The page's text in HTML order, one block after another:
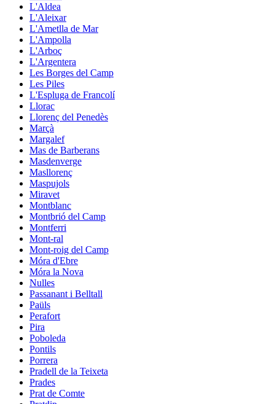
L'Aldea
L'Aleixar
L'Ametlla de Mar
L'Ampolla
L'Arboç
L'Argentera
Les Borges del Camp
Les Piles
L'Espluga de Francolí
Llorac
Llorenç del Penedès
Marçà
Margalef
Mas de Barberans
Masdenverge
Masllorenç
Maspujols
Miravet
Montblanc
Montbrió del Camp
Montferri
Mont-ral
Mont-roig del Camp
Móra d'Ebre
Móra la Nova
Nulles
Passanant i Belltall
Paüls
Perafort
Pira
Poboleda
Pontils
Porrera
Pradell de la Teixeta
Prades
Prat de Comte